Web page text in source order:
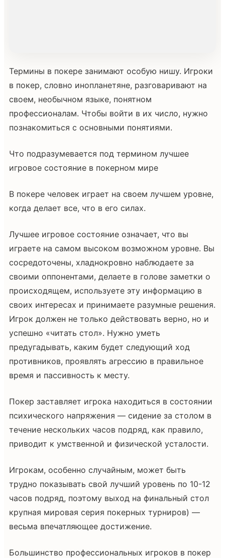
Термины в покере занимают особую нишу. Игроки
в покер, словно инопланетяне, разговаривают на
своем, необычном языке, понятном
профессионалам. Чтобы войти в их число, нужно
познакомиться с основными понятиями.
Что подразумевается под термином лучшее
игровое состояние в покерном мире
В покере человек играет на своем лучшем уровне,
когда делает все, что в его силах.
Лучшее игровое состояние означает, что вы
играете на самом высоком возможном уровне. Вы
сосредоточены, хладнокровно наблюдаете за
своими оппонентами, делаете в голове заметки о
происходящем, используете эту информацию в
своих интересах и принимаете разумные решения.
Игрок должен не только действовать верно, но и
успешно «читать стол». Нужно уметь
предугадывать, каким будет следующий ход
противников, проявлять агрессию в правильное
время и пассивность к месту.
Покер заставляет игрока находиться в состоянии
психического напряжения — сидение за столом в
течение нескольких часов подряд, как правило,
приводит к умственной и физической усталости.
Игрокам, особенно случайным, может быть
трудно показывать свой лучший уровень по 10-12
часов подряд, поэтому выход на финальный стол
крупная мировая серия покерных турниров) —
весьма впечатляющее достижение.
Большинство профессиональных игроков в покер